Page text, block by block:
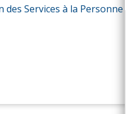
Services à la Personne !